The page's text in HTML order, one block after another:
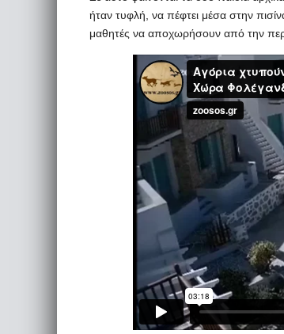
ήταν τυφλή, να πέφτει μέσα στην
μαθητές να αποχωρήσουν από την